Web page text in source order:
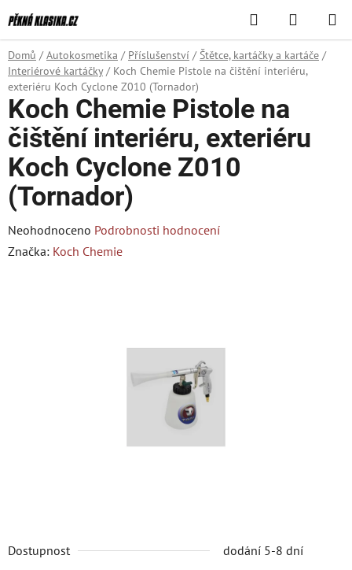
na
obsah
Hledat
KOŠÍK
Domů / Autokosmetika / Příslušenství / Štětce, kartáčky a kartáče /
Interiérové kartáčky / Koch Chemie Pistole na čištění interiéru,
exteriéru Koch Cyclone Z010 (Tornador)
Dostupnost dodání 5-8 dní
Koch Chemie Pistole na
čištění interiéru, exteriéru
Koch Cyclone Z010
(Tornador)
Průměrné
hodnocení
Neohodnoceno Podrobnosti hodnocení
Značka: Koch Chemie